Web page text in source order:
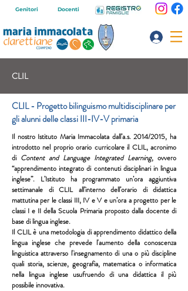
Genitori Docenti
CLIL
CLIL - Progetto bilinguismo multidisciplinare per
gli alunni delle classi III-IV-V primaria
Il nostro Istituto Maria Immacolata dall’a.s. 2014/2015, ha
introdotto nel proprio orario curricolare il CLIL, acronimo
di Content and Language Integrated Learning, ovvero
“apprendimento integrato di contenuti disciplinari in lingua
inglese”. L’Istituto ha programmato un’ora aggiuntiva
settimanale di CLIL all’interno dell’orario di didattica
mattutina per le classi III, IV e V e un’ora a progetto per le
classi I e II della Scuola Primaria proposto dalla docente di
base di lingua inglese.
Il CLIL è una metodologia di apprendimento didattico della
lingua inglese che prevede l'aumento della conoscenza
linguistica attraverso l'insegnamento di una o più discipline
quali storia, scienze, geografia, matematica o informatica
nella lingua inglese usufruendo di una didattica il più
possibile innovativa.